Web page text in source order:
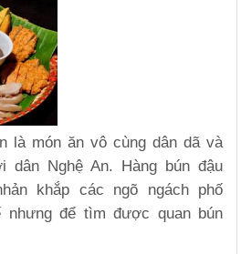
là món ăn vô cùng dân dã và
dân Nghệ An. Hàng bún đậu
khắp các ngõ ngách phố
nhưng để tìm được quan bún